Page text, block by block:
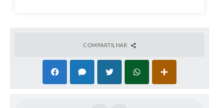
COMPARTILHAR